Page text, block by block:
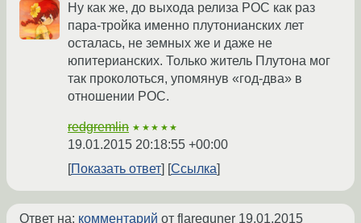
Ну как же, до выхода релиза РОС как раз
пара-тройка именно плутонианских лет
осталась, не земных же и даже не
юпитерианских. Только житель Плутона мог
так проколоться, упомянув «год-два» в
отношении РОС.
redgremlin ★★★★★
19.01.2015 20:18:55 +00:00
Показать ответ
Ссылка
Ответ на: комментарий от flareguner 19.01.2015